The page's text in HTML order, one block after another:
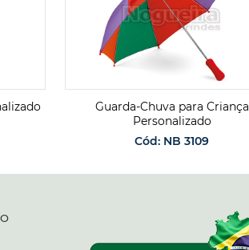
Guarda-Chuva para Criança
Personalizado
Cód: NB 3109